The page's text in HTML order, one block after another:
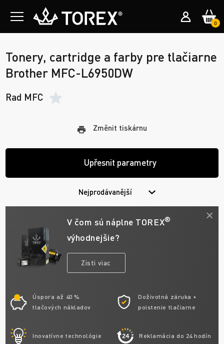
0
Tonery, cartridge a farby pre tlačiarne
Brother MFC-L6950DW
Rad MFC
Změnit tiskárnu
Upřesnit parametry
Nejprodávanější
V čom sú náplne TOREX®
výhodnejšie?
Zisti viac
Úspora až 40 %
tlačových nákladov
Doživotná záruka +
poistenie tlačiarne
Inovatívne technológie Reklamácia do 24 hodín